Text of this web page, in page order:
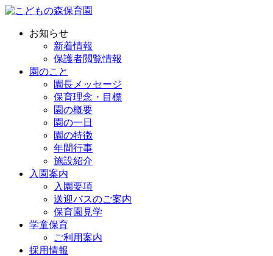
お知らせ
新着情報
保護者閲覧情報
園のこと
園長メッセージ
保育理念・目標
園の概要
園の一日
園の特徴
年間行事
施設紹介
入園案内
入園要項
送迎バスのご案内
保育園見学
学童保育
ご利用案内
採用情報